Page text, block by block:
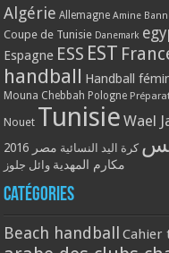
Algérie Allemagne Amine
Coupe de Tunisie Danemark
Espagne ESS EST
handball Handball
Mouna Chebbah Pologne
Nouet Tunisie Wael
كرة اليد النسائية مصر 2016
مكارم المهدية وائل جلوز
Catégories
Beach handball Cahier